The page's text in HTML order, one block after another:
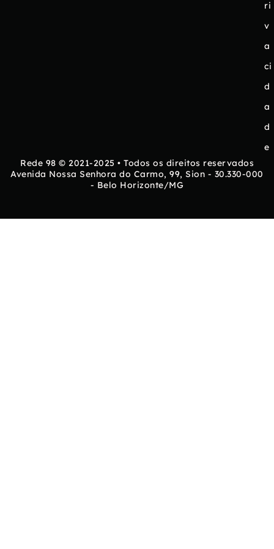
ri
v
a
ci
d
a
d
e
Rede 98 © 2021-2025 • Todos os direitos reservados
Avenida Nossa Senhora do Carmo, 99, Sion - 30.330-000
- Belo Horizonte/MG